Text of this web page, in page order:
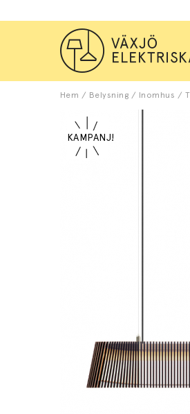
Hem / Belysning / Inomhus /